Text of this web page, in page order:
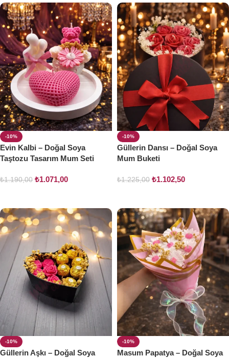
-10%
Evin Kalbi – Doğal Soya
Taştozu Tasarım Mum Seti
₺1.190,00 ₺1.071,00
-10%
Güllerin Dansı – Doğal Soya
Mum Buketi
₺1.225,00 ₺1.102,50
-10%
Güllerin Aşkı – Doğal Soya
-10%
Masum Papatya – Doğal Soya